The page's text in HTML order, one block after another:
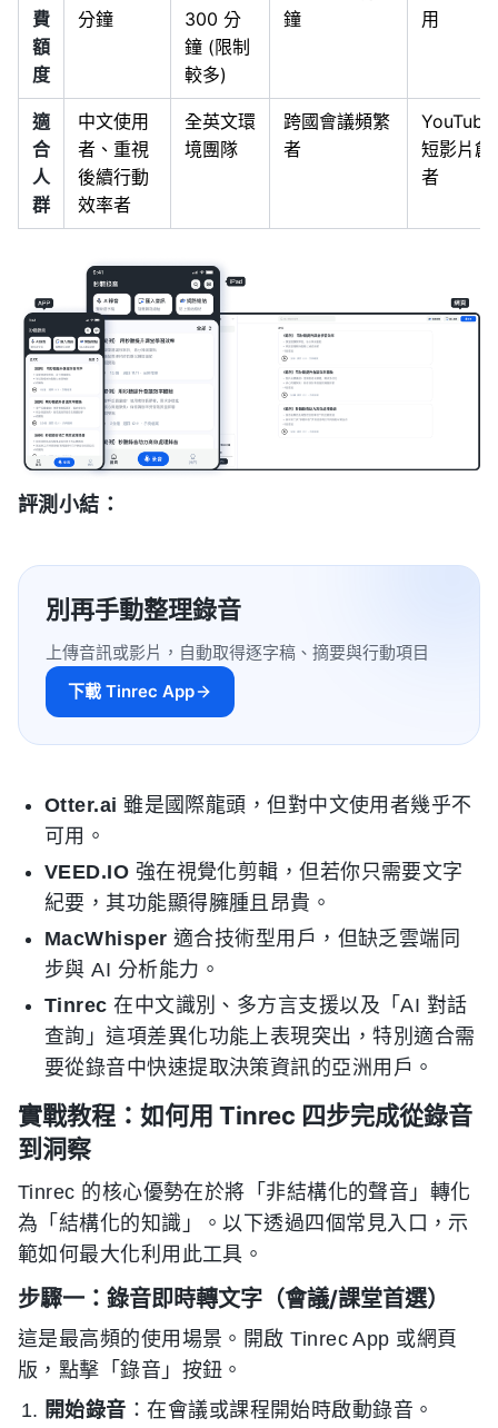
費
額
度
分鐘
300 分
鐘 (限制
較多)
鐘
用
適
合
人
群
中文使用
者、重視
後續行動
效率者
全英文環
境團隊
跨國會議頻繁
者
短影片創
者
評測小結：
別再手動整理錄音
上傳音訊或影片，自動取得逐字稿、摘要與行動項目
下載 Tinrec App
Otter.ai 雖是國際龍頭，但對中文使用者幾乎不
可用。
VEED.IO 強在視覺化剪輯，但若你只需要文字
紀要，其功能顯得臃腫且昂貴。
MacWhisper 適合技術型用戶，但缺乏雲端同
步與 AI 分析能力。
Tinrec 在中文識別、多方言支援以及「AI 對話
查詢」這項差異化功能上表現突出，特別適合需
要從錄音中快速提取決策資訊的亞洲用戶。
實戰教程：如何用 Tinrec 四步完成從錄音
到洞察
Tinrec 的核心優勢在於將「非結構化的聲音」轉化
為「結構化的知識」。以下透過四個常見入口，示
範如何最大化利用此工具。
步驟一：錄音即時轉文字（會議/課堂首選）
這是最高頻的使用場景。開啟 Tinrec App 或網頁
版，點擊「錄音」按鈕。
開始錄音 ：在會議或課程開始時啟動錄音。